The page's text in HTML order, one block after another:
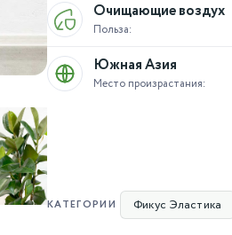
Польза:
Очищающие воздух
Место произрастания:
Южная Азия
КАТЕГОРИИ Фикус Эластика